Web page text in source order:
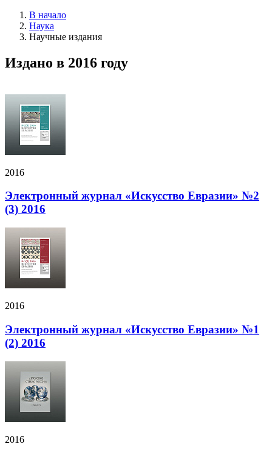
В начало
Наука
Научные издания
Издано в 2016 году
2016
Электронный журнал «Искусство Евразии» №2
(3) 2016
2016
Электронный журнал «Искусство Евразии» №1
(2) 2016
2016